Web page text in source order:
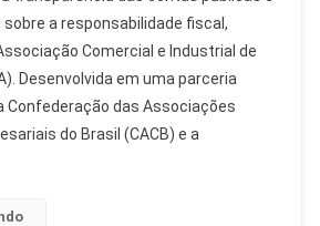
Da
Plataforma
Gasto
Brasil
a responsabilidade fiscal,
Comercial e Industrial de
Desenvolvida em uma parceria
das Associações
do Brasil (CACB) e a